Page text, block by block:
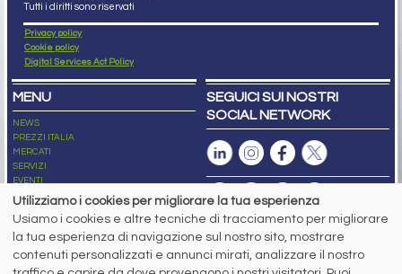
Tutti i diritti sono riservati
Privacy policy
Cookie policy
Digital Services Act Policy
MENU
NEWS
PREZZI ITALIA
MERCATI
SERVIZI
EVENTI
ABBONAMENTI
NEWSLETTER
SEGUICI SUI NOSTRI
SOCIAL NETWORK
Capitale Sociale: 190.000€ interamente versato
Registro delle Imprese di Brescia
Utilizziamo i cookies per migliorare la tua esperienza
Usiamo i cookies e altre tecniche di tracciamento per migliorare
la tua esperienza di navigazione sul nostro sito, mostrare
contenuti personalizzati e annunci mirati, analizzare il nostro